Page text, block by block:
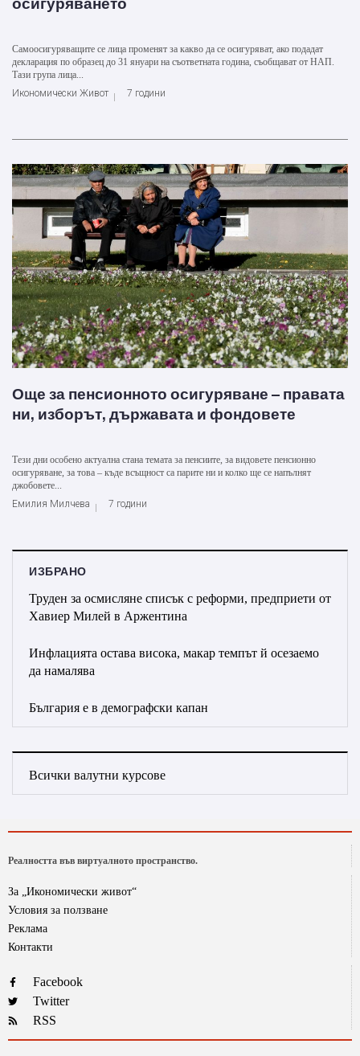
Самоосигуряващите се лица променят за какво да се осигуряват, ако подадат
декларация по образец до 31 януари на съответната година, съобщават от НАП.
Тази група лица...
Икономически Живот
7 години
Още за пенсионното осигуряване – правата
ни, изборът, държавата и фондовете
Тези дни особено актуална стана темата за пенсиите, за видовете пенсионно
осигуряване, за това – къде всъщност са парите ни и колко ще се напълнят
джобовете...
Емилия Милчева
7 години
ИЗБРАНО
Труден за осмисляне списък с реформи, предприети от
Хавиер Милей в Аржентина
Инфлацията остава висока, макар темпът й осезаемо
да намалява
България е в демографски капан
Всички валутни курсове
Реалността във виртуалното пространство.
За „Икономически живот“
Условия за ползване
Реклама
Контакти
Facebook
Twitter
RSS